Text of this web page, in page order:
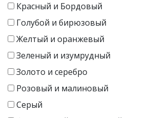
Красный и Бордовый
Голубой и бирюзовый
Желтый и оранжевый
Зеленый и изумрудный
Золото и серебро
Розовый и малиновый
Серый